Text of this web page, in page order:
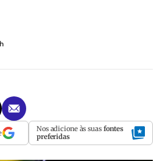
Nos adicione às suas fontes
preferidas